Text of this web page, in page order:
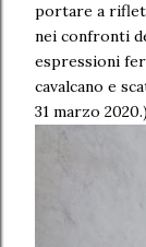
portare a
nei confronti
espressioni
cavalcano e
31 marzo